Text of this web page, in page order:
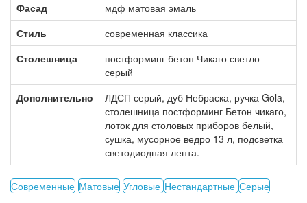
Фасад
мдф матовая эмаль
Стиль
современная классика
Столешница
постформинг бетон Чикаго светло-
серый
Дополнительно
ЛДСП серый, дуб Небраска, ручка Gola,
столешница постформинг Бетон чикаго,
лоток для столовых приборов белый,
сушка, мусорное ведро 13 л, подсветка
светодиодная лента.
Современные Матовые Угловые Нестандартные Серые